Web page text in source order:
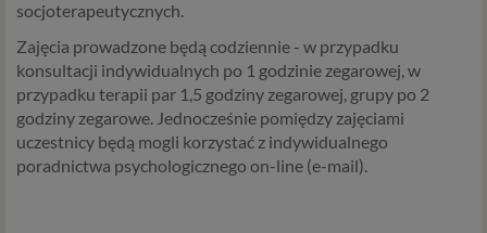
socjoterapeutycznych.
Zajęcia prowadzone będą codziennie - w przypadku
konsultacji indywidualnych po 1 godzinie zegarowej, w
przypadku terapii par 1,5 godziny zegarowej, grupy po 2
godziny zegarowe. Jednocześnie pomiędzy zajęciami
uczestnicy będą mogli korzystać z indywidualnego
poradnictwa psychologicznego on-line (e-mail).